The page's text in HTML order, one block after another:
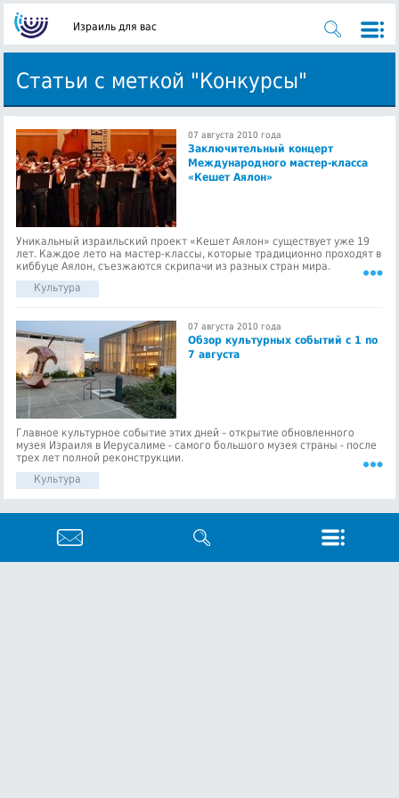
Израиль для вас
Статьи с меткой "Конкурсы"
07 августа 2010 года
Заключительный концерт
Международного мастер-класса
«Кешет Аялон»
Уникальный израильский проект «Кешет Аялон» существует уже 19
лет. Каждое лето на мастер-классы, которые традиционно проходят в
киббуце Аялон, съезжаются скрипачи из разных стран мира.
Культура
07 августа 2010 года
Обзор культурных событий с 1 по
7 августа
Главное культурное событие этих дней – открытие обновленного
музея Израиля в Иерусалиме - самого большого музея страны - после
трех лет полной реконструкции.
Культура